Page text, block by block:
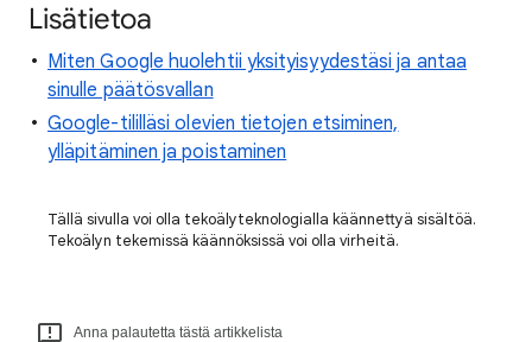
Lisätietoa
Miten Google huolehtii yksityisyydestäsi ja antaa
sinulle päätösvallan
Google-tililläsi olevien tietojen etsiminen,
ylläpitäminen ja poistaminen
Tällä sivulla voi olla tekoälyteknologialla käännettyä sisältöä.
Tekoälyn tekemissä käännöksissä voi olla virheitä.
Anna palautetta tästä artikkelista